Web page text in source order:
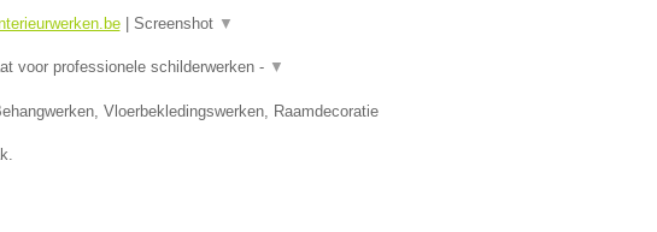
| Screenshot ▼
voor professionele schilderwerken - ▼
Vloerbekledingswerken, Raamdecoratie